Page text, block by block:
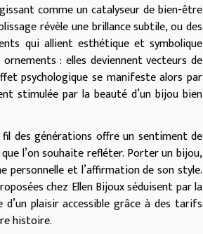
comme un catalyseur de bien-être
révèle une brillance subtile, ou des
qui allient esthétique et symbolique
: elles deviennent vecteurs de
psychologique se manifeste alors par
stimulée par la beauté d’un bijou bien
des générations offre un sentiment de
l’on souhaite refléter. Porter un bijou,
et l’affirmation de son style.
chez Ellen Bijoux séduisent par la
plaisir accessible grâce à des tarifs
histoire.